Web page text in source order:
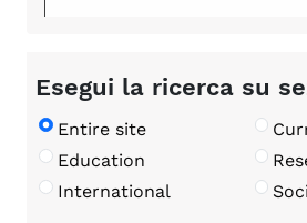
Esegui la ricerca su
Entire site
Education
International